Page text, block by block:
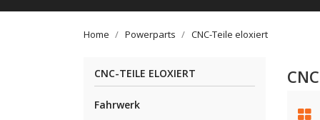
Home Powerparts CNC-Teile eloxiert
CNC-TEILE ELOXIERT
Fahrwerk